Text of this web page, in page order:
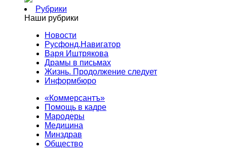
Рубрики
Наши рубрики
Новости
Русфонд.Навигатор
Варя Иштрякова
Драмы в письмах
Жизнь. Продолжение следует
Информбюро
«Коммерсантъ»
Помощь в кадре
Мародеры
Медицина
Минздрав
Общество